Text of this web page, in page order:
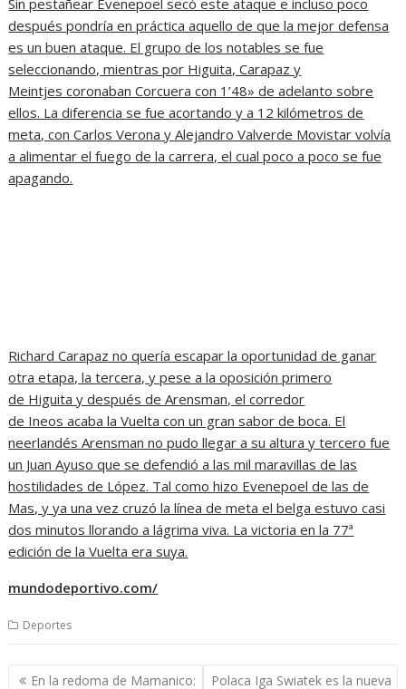
después pondría en práctica aquello de que la mejor defensa
es un buen ataque. El grupo de los notables se fue
seleccionando, mientras por Higuita, Carapaz y
Meintjes coronaban Corcuera con 1’48» de adelanto sobre
ellos. La diferencia se fue acortando y a 12 kilómetros de
meta, con Carlos Verona y Alejandro Valverde Movistar volvía
a alimentar el fuego de la carrera, el cual poco a poco se fue
apagando.
Richard Carapaz no quería escapar la oportunidad de ganar
otra etapa, la tercera, y pese a la oposición primero
de Higuita y después de Arensman, el corredor
de Ineos acaba la Vuelta con un gran sabor de boca. El
neerlandés Arensman no pudo llegar a su altura y tercero fue
un Juan Ayuso que se defendió a las mil maravillas de las
hostilidades de López. Tal como hizo Evenepoel de las de
Mas, y ya una vez cruzó la línea de meta el belga estuvo casi
dos minutos llorando a lágrima viva. La victoria en la 77ª
edición de la Vuelta era suya.
mundodeportivo.com/
Deportes
Navegación
En la redoma de Mamanico: Polaca Iga Swiatek es la nueva